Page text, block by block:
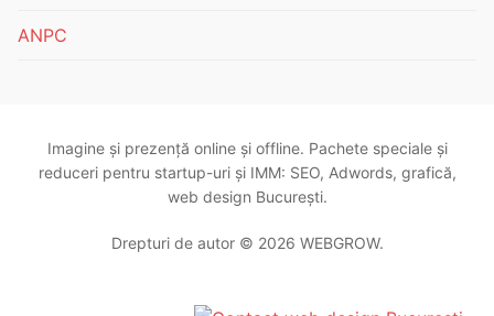
ANPC
Imagine și prezență online și offline. Pachete speciale și
reduceri pentru startup-uri și IMM: SEO, Adwords, grafică,
web design București.
Drepturi de autor © 2026 WEBGROW.